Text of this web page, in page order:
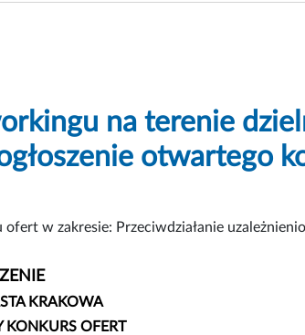
na terenie
otwartego
w zakresie: Przeciwdziałanie
KRAKOWA
KONKURS OFERT